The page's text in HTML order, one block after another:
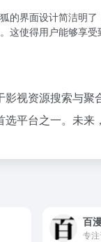
狐的界面设计简洁明
这使得用户能够享受
影视资源搜索与
平台之一。未来
百